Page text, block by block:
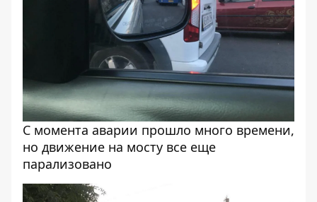
С момента аварии прошло много времени,
но движение на мосту все еще
парализовано